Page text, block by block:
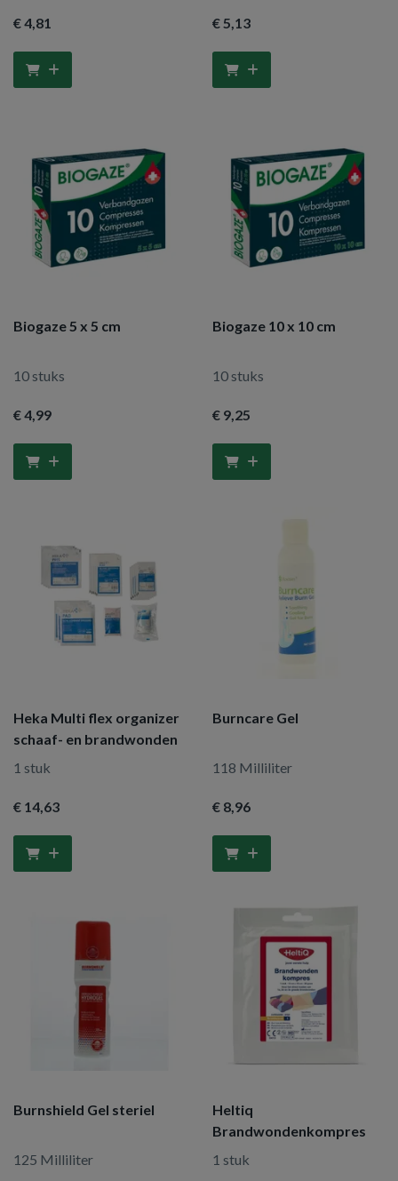
€ 4,81 € 5,13
Biogaze 5 x 5 cm
10 stuks
€ 4,99
Biogaze 10 x 10 cm
10 stuks
€ 9,25
Heka Multi flex organizer
schaaf- en brandwonden
1 stuk
€ 14,63
Burncare Gel
118 Milliliter
€ 8,96
Burnshield Gel steriel
125 Milliliter
Heltiq
Brandwondenkompres
1 stuk